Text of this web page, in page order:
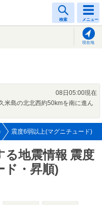
検索 メニュー
現在地
08日05:00現在
米島の北北西約50kmを南に進ん
震度6弱以上(マグニチュード)
る地震情報 震度
ド・昇順)